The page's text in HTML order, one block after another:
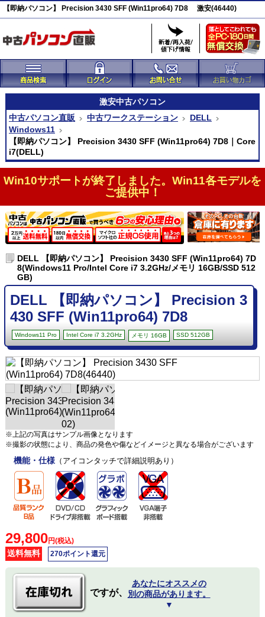
【即納パソコン】 Precision 3430 SFF (Win11pro64) 7D8 激安(46440)
激安中古パソコン
中古パソコン直販
中古ワークステーション
DELL
Windows11
【即納パソコン】 Precision 3430 SFF (Win11pro64) 7D8｜Core
i7(DELL)
Win10サポートが終了しました。Win11各モデルを
ご提供中！
DELL 【即納パソコン】 Precision 3430 SFF (Win11pro64) 7D
8(Windows11 Pro/Intel Core i7 3.2GHz/メモリ 16GB/SSD 512
GB)
DELL 【即納パソコン】 Precision 3
430 SFF (Win11pro64) 7D8
Windows11 Pro Intel Core i7 3.2GHz メモリ 16GB SSD 512GB
※上記の写真はサンプル画像となります
※撮影の状態により、商品の発色や傷などイメージと異なる場合がございます
機能・仕様（アイコンタッチで詳細説明あり）
29,800円(税込)
送料無料 270ポイント還元
ですが、
あなたにオススメの
別の商品があります。
▼